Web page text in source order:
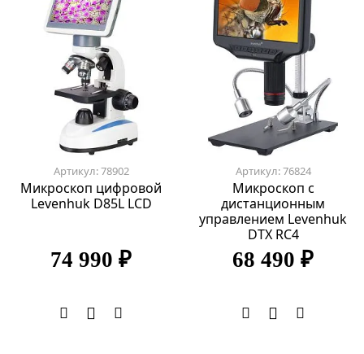
Артикул: 78902
Микроскоп цифровой
Levenhuk D85L LCD
74 990 ₽
Артикул: 76824
Микроскоп с
дистанционным
управлением Levenhuk
DTX RC4
68 490 ₽